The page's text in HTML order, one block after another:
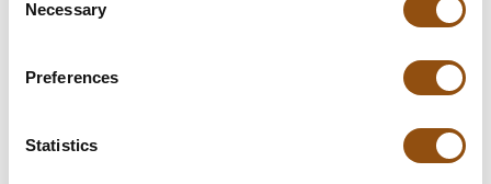
Selection
Necessary
Preferences
Statistics
Specificaties